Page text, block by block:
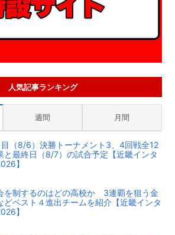
人気記事ランキング
週間 月間
（8/6）決勝トーナメント3、4回戦全12
と最終日（8/7）の試合予定【近畿インタ
】
を制するのはどの高校か 3連覇を狙う金
どベスト４進出チームを紹介【近畿インタ
】